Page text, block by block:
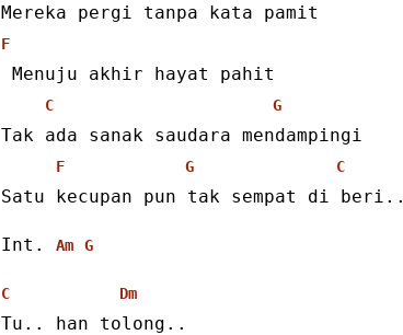
Mereka pergi tanpa kata pamit
F
Menuju akhir hayat pahit
C G
Tak ada sanak saudara mendampingi
F G C
Satu kecupan pun tak sempat di beri..
Int. Am G
C Dm
Tu.. han tolong..